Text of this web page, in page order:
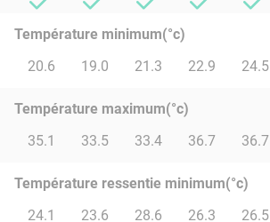
Température minimum(°c)
20.6
19.0 21.3 22.9 24.5
Température maximum(°c)
35.1
33.5 33.4 36.7 36.7
Température ressentie minimum(°c)
24.1
23.6 28.6 26.3 26.5